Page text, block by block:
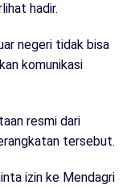
hadir.
negeri tidak bisa
komunikasi
resmi dari
tersebut.
izin ke Mendagri